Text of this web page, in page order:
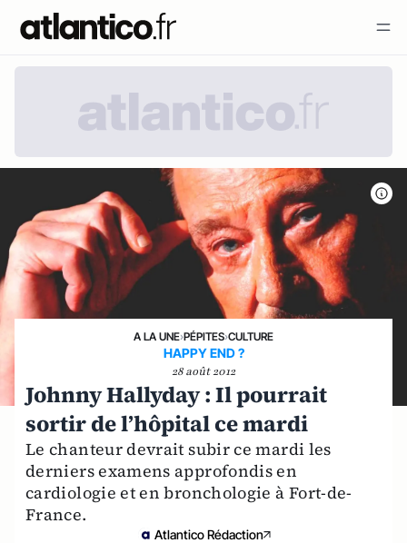
A LA UNE›PÉPITES›CULTURE
HAPPY END ?
28 août 2012
Johnny Hallyday : Il pourrait
sortir de l’hôpital ce mardi
Le chanteur devrait subir ce mardi les
derniers examens approfondis en
cardiologie et en bronchologie à Fort-de-
France.
Atlantico Rédaction